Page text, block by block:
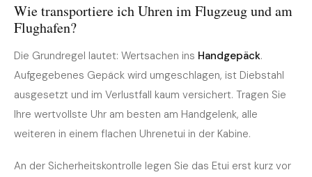
Wie transportiere ich Uhren im Flugzeug und am
Flughafen?
Die Grundregel lautet: Wertsachen ins Handgepäck.
Aufgegebenes Gepäck wird umgeschlagen, ist Diebstahl
ausgesetzt und im Verlustfall kaum versichert. Tragen Sie
Ihre wertvollste Uhr am besten am Handgelenk, alle
weiteren in einem flachen Uhrenetui in der Kabine.
An der Sicherheitskontrolle legen Sie das Etui erst kurz vor